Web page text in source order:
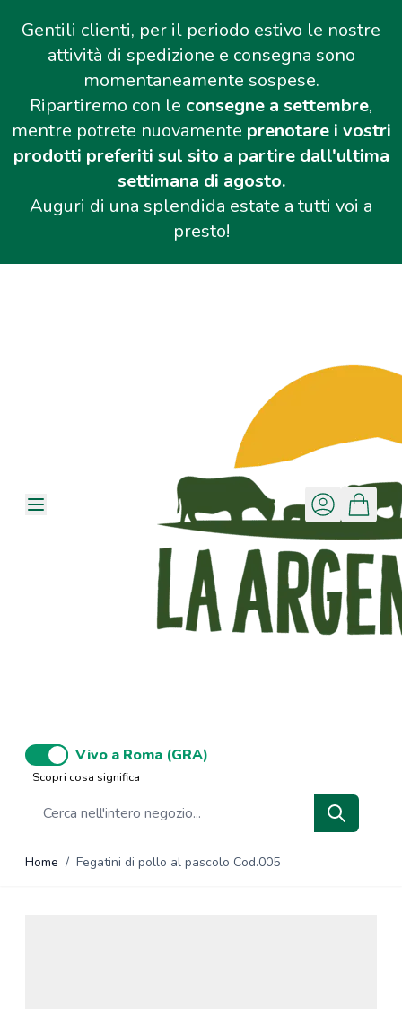
Gentili clienti, per il periodo estivo le nostre
attività di spedizione e consegna sono
momentaneamente sospese.
Ripartiremo con le consegne a settembre,
mentre potrete nuovamente prenotare i vostri
prodotti preferiti sul sito a partire dall'ultima
settimana di agosto.
Auguri di una splendida estate a tutti voi a
presto!
Vivo a Roma (GRA)
Scopri cosa significa
Search
Home / Fegatini di pollo al pascolo Cod.005